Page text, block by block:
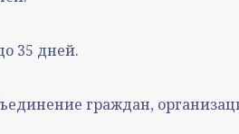
35 дней.
граждан,